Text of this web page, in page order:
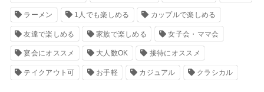
ラーメン 1人でも楽しめる カップルで楽しめる
友達で楽しめる 家族で楽しめる 女子会・ママ会
宴会にオススメ 大人数OK 接待にオススメ
テイクアウト可 お手軽 カジュアル クラシカル